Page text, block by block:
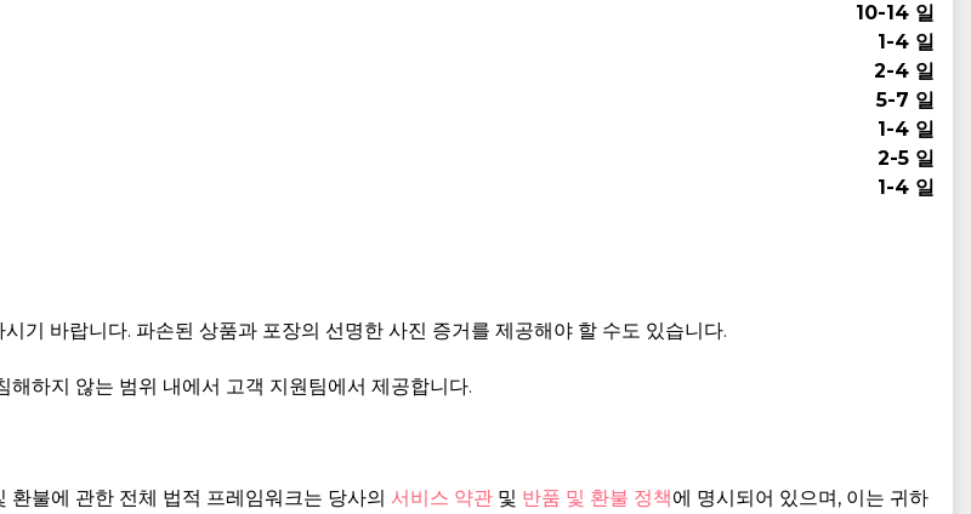
10-14 일
1-4 일
2-4 일
5-7 일
1-4 일
2-5 일
1-4 일
기 바랍니다. 파손된 상품과 포장의 선명한 사진 증거를 제공해야 할 수도 있습니다.
하지 않는 범위 내에서 고객 지원팀에서 제공합니다.
환불에 관한 전체 법적 프레임워크는 당사의 서비스 약관 및 반품 및 환불 정책에 명시되어 있으며, 이는 귀하